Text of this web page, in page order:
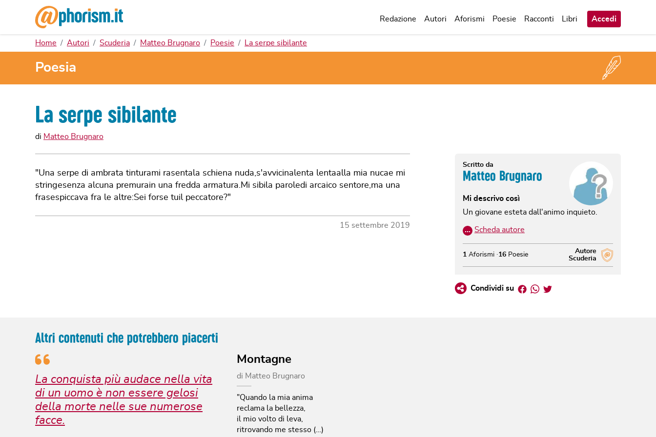
Redazione Autori Aforismi Poesie Racconti Libri Accedi
Home Autori Scuderia Matteo Brugnaro Poesie La serpe sibilante
Poesia
La serpe sibilante
di Matteo Brugnaro
"Una serpe di ambrata tinturami rasentala schiena nuda,s'avvicinalenta lentaalla mia nucae mi
stringesenza alcuna premurain una fredda armatura.Mi sibila paroledi arcaico sentore,ma una
frasespiccava fra le altre:Sei forse tuil peccatore?"
15 settembre 2019
Scritto da
Matteo Brugnaro
Mi descrivo così
Un giovane esteta dall'animo inquieto.
… Scheda autore
Autore
Scuderia
1 Aforismi 16 Poesie
Condividi su Facebook
Whatsapp
Twitter
Altri contenuti che potrebbero piacerti
La conquista più audace nella vita
di un uomo è non essere gelosi
della morte nelle sue numerose
facce.
Montagne
di Matteo Brugnaro
"Quando la mia anima
reclama la bellezza,
il mio volto di leva,
ritrovando me stesso (…)